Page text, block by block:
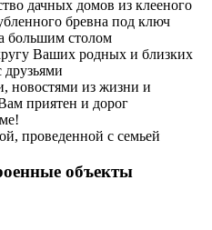
дачных домов из клееного
бревна под ключ
большим столом
Ваших родных и близких
новостями из жизни и
приятен и дорог
проведенной с семьей
объекты